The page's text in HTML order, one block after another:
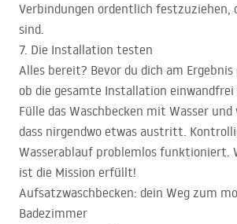
Verbindungen ordentlich festzuziehen,
sind.
7. Die Installation testen
Alles bereit? Bevor du dich am
ob die gesamte Installation
Fülle das Waschbecken mit Wasser und
dass nirgendwo etwas austritt.
Wasserablauf problemlos funktioniert.
ist die Mission erfüllt!
Aufsatzwaschbecken: dein Weg zum
Badezimmer